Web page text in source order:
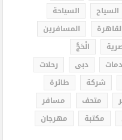
السياح
السياحة
المسافرين
الْحَجُّ
دبى
رحلات
شركة
طائرة
متحف
مسافر
مكتبة
مهرجان